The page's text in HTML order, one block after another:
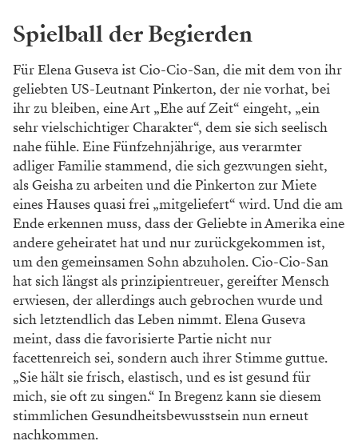
Spielball der Begierden
Für Elena Guseva ist Cio-Cio-San, die mit dem von ihr
geliebten US-Leutnant Pinkerton, der nie vorhat, bei
ihr zu bleiben, eine Art „Ehe auf Zeit“ eingeht, „ein
sehr vielschichtiger Charakter“, dem sie sich seelisch
nahe fühle. Eine Fünfzehnjährige, aus verarmter
adliger Familie stammend, die sich gezwungen sieht,
als Geisha zu arbeiten und die Pinkerton zur Miete
eines Hauses quasi frei „mitgeliefert“ wird. Und die am
Ende erkennen muss, dass der Geliebte in Amerika eine
andere geheiratet hat und nur zurückgekommen ist,
um den gemeinsamen Sohn abzuholen. Cio-Cio-San
hat sich längst als prinzipientreuer, gereifter Mensch
erwiesen, der allerdings auch gebrochen wurde und
sich letztendlich das Leben nimmt. Elena Guseva
meint, dass die favorisierte Partie nicht nur
facettenreich sei, sondern auch ihrer Stimme guttue.
„Sie hält sie frisch, elastisch, und es ist gesund für
mich, sie oft zu singen.“ In Bregenz kann sie diesem
stimmlichen Gesundheitsbewusstsein nun erneut
nachkommen.